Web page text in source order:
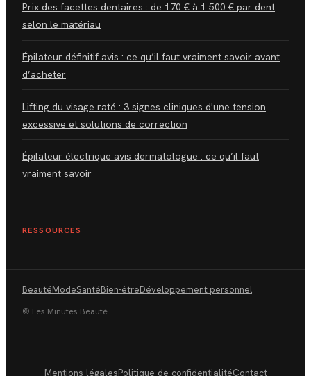
Prix des facettes dentaires : de 170 € à 1 500 € par dent
selon le matériau
Épilateur définitif avis : ce qu’il faut vraiment savoir avant
d’acheter
Lifting du visage raté : 3 signes cliniques d'une tension
excessive et solutions de correction
Épilateur électrique avis dermatologue : ce qu’il faut
vraiment savoir
RESSOURCES
BeautéModeSantéBien-êtreDéveloppement personnel
© Les Minutes Beauté
Mentions légalesPolitique de confidentialitéContact